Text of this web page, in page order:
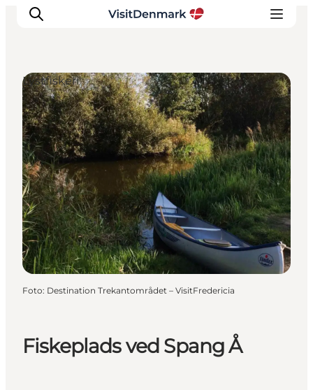
Inspiration
Destinationer
Oplevelser
Overnatning
Planlæg ferien
Fiskeplads ved Spang Å
Lystfiskeri
Foto: Destination Trekantområdet – VisitFredericia